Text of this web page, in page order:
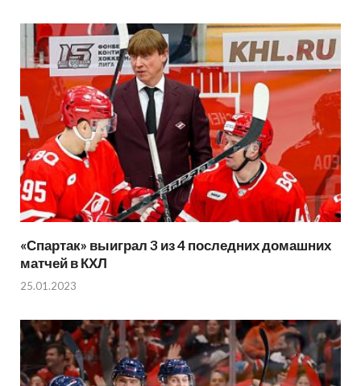
«Спартак» выиграл 3 из 4 последних домашних
матчей в КХЛ
25.01.2023